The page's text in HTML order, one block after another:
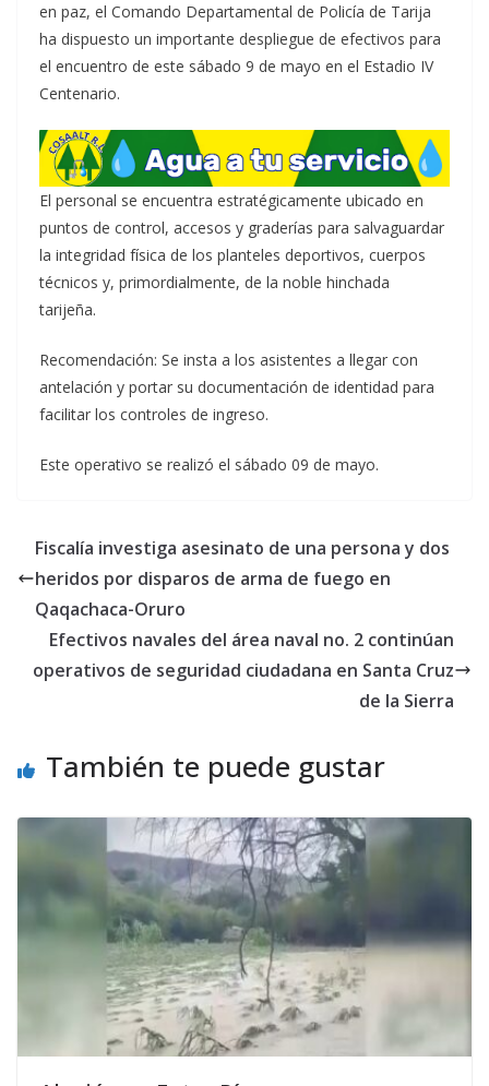
en paz, el Comando Departamental de Policía de Tarija
ha dispuesto un importante despliegue de efectivos para
el encuentro de este sábado 9 de mayo en el Estadio IV
Centenario.
El personal se encuentra estratégicamente ubicado en
puntos de control, accesos y graderías para salvaguardar
la integridad física de los planteles deportivos, cuerpos
técnicos y, primordialmente, de la noble hinchada
tarijeña.
Recomendación: Se insta a los asistentes a llegar con
antelación y portar su documentación de identidad para
facilitar los controles de ingreso.
Este operativo se realizó el sábado 09 de mayo.
Fiscalía investiga asesinato de una persona y dos
heridos por disparos de arma de fuego en
Qaqachaca-Oruro
Efectivos navales del área naval no. 2 continúan
operativos de seguridad ciudadana en Santa Cruz
de la Sierra
También te puede gustar